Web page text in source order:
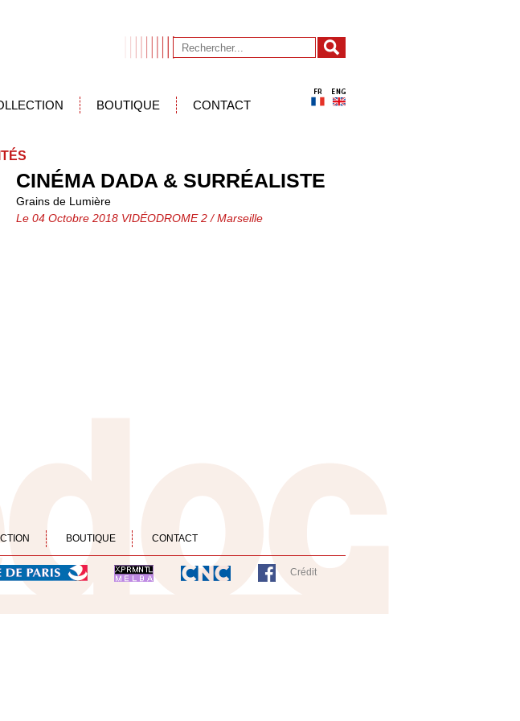
BOUTIQUE CONTACT
CINÉMA DADA & SURRÉALISTE
Grains de Lumière
Le 04 Octobre 2018 VIDÉODROME 2 / Marseille
BOUTIQUE CONTACT
Crédit